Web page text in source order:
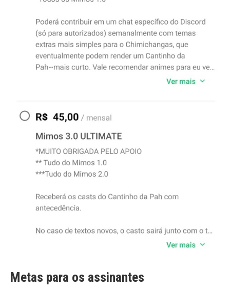
Metas para os assinantes